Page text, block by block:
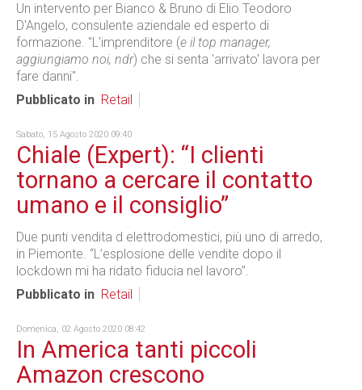
Un intervento per Bianco & Bruno di Elio Teodoro
D'Angelo, consulente aziendale ed esperto di
formazione. "L'imprenditore (e il top manager,
aggiungiamo noi, ndr) che si senta 'arrivato' lavora per
fare danni".
Pubblicato in Retail
Sabato, 15 Agosto 2020 09:40
Chiale (Expert): “I clienti
tornano a cercare il contatto
umano e il consiglio”
Due punti vendita d elettrodomestici, più uno di arredo,
in Piemonte. “L’esplosione delle vendite dopo il
lockdown mi ha ridato fiducia nel lavoro”.
Pubblicato in Retail
Domenica, 02 Agosto 2020 08:42
In America tanti piccoli
Amazon crescono